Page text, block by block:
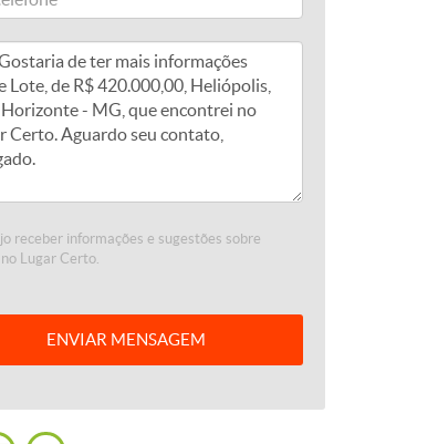
receber informações e sugestões sobre
Lugar Certo.
ENVIAR MENSAGEM